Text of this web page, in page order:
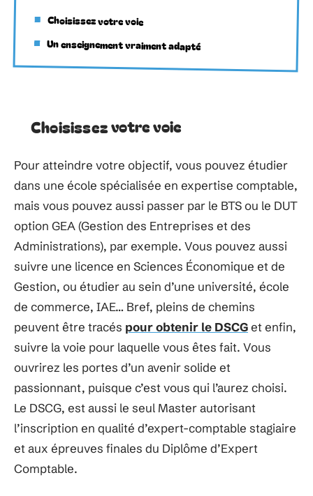
Choisissez votre voie
Un enseignement vraiment adapté
Choisissez votre voie
Pour atteindre votre objectif, vous pouvez étudier
dans une école spécialisée en expertise comptable,
mais vous pouvez aussi passer par le BTS ou le DUT
option GEA (Gestion des Entreprises et des
Administrations), par exemple. Vous pouvez aussi
suivre une licence en Sciences Économique et de
Gestion, ou étudier au sein d’une université, école
de commerce, IAE… Bref, pleins de chemins
peuvent être tracés pour obtenir le DSCGet enfin,
suivre la voie pour laquelle vous êtes fait. Vous
ouvrirez les portes d’un avenir solide et
passionnant, puisque c’est vous qui l’aurez choisi.
Le DSCG, est aussi le seul Master autorisant
l’inscription en qualité d’expert-comptable stagiaire
et aux épreuves finales du Diplôme d’Expert
Comptable.